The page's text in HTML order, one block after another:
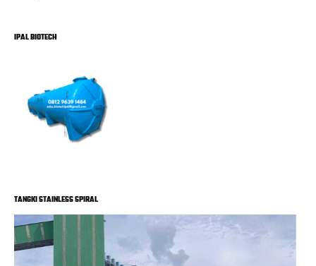
IPAL BIOTECH
TANGKI STAINLESS SPIRAL